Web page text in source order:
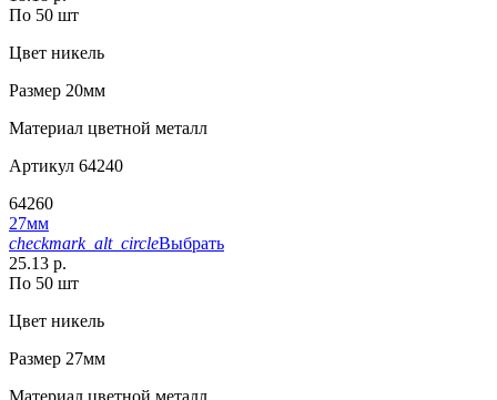
По 50 шт
Цвет никель
Размер 20мм
Материал цветной металл
Артикул 64240
64260
27мм
checkmark_alt_circleВыбрать
25.13 р.
По 50 шт
Цвет никель
Размер 27мм